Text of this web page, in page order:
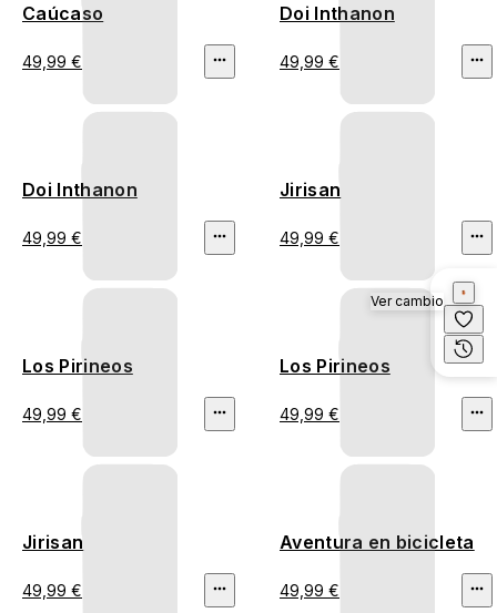
Caúcaso
49,99 €
Doi Inthanon
49,99 €
Doi Inthanon
49,99 €
Jirisan
49,99 €
Los Pirineos
49,99 €
Los Pirineos
49,99 €
Jirisan
49,99 €
Aventura en bicicleta
49,99 €
Ver cambio